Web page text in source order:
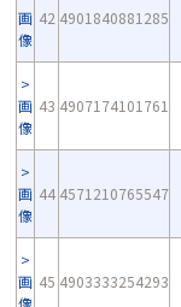
画
像
42 4901840881285
画
像
43 4907174101761
画
像
44 4571210765547
画
像
45 4903333254293